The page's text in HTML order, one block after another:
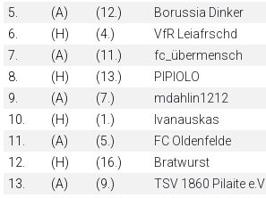
5.
(A) (12.) Borussia Dinker
6.
(H) (4.) VfR Leiafrschd
7.
(A) (11.) fc_übermensch
8.
(H) (13.) PIPIOLO
9.
(A) (7.) mdahlin1212
10.
(H) (1.) Ivanauskas
11.
(A) (5.) FC Oldenfelde
12.
(H) (16.) Bratwurst
13.
(A) (9.) TSV 1860 Pilaite e.V